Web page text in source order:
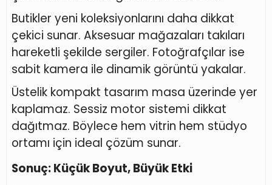
Butikler yeni koleksiyonlarını daha dikkat
çekici sunar. Aksesuar mağazaları takıları
hareketli şekilde sergiler. Fotoğrafçılar ise
sabit kamera ile dinamik görüntü yakalar.
Üstelik kompakt tasarım masa üzerinde yer
kaplamaz. Sessiz motor sistemi dikkat
dağıtmaz. Böylece hem vitrin hem stüdyo
ortamı için ideal çözüm sunar.
Sonuç: Küçük Boyut, Büyük Etki